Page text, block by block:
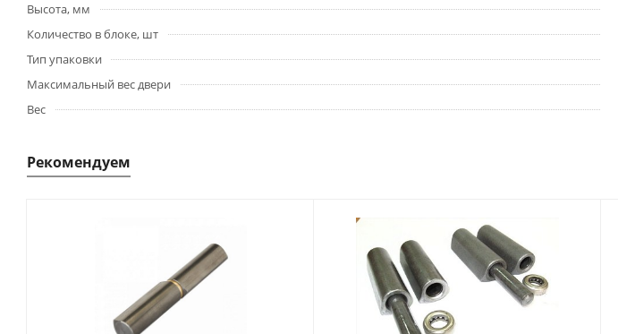
Высота, мм
Количество в блоке, шт
Тип упаковки
Максимальный вес двери
Вес
Рекомендуем